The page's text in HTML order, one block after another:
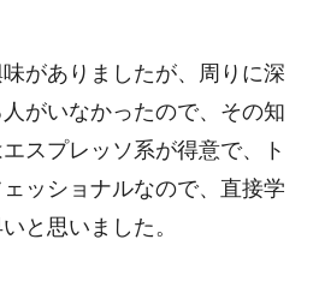
がありましたが、周りに深
がいなかったので、その知
スプレッソ系が得意で、ト
ッショナルなので、直接学
と思いました。